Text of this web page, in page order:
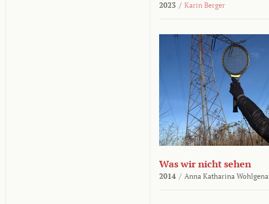
2023 / Karin Berger
Was wir nicht sehen
2014 / Anna Katharina